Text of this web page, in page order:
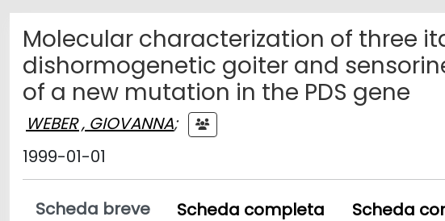
Molecular characterization of three
dishormogenetic goiter and
of a new mutation in the PDS gene
WEBER , GIOVANNA;
1999-01-01
Scheda breve Scheda completa Scheda